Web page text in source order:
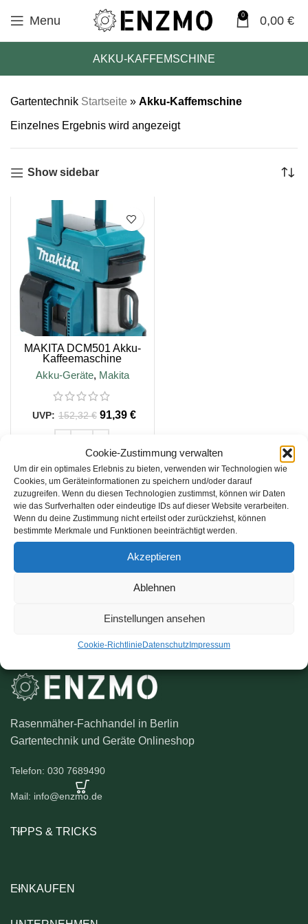
Cookie-Zustimmung verwalten
Um dir ein optimales Erlebnis zu bieten, verwenden wir Technologien wie
Cookies, um Geräteinformationen zu speichern und/oder darauf
zuzugreifen. Wenn du diesen Technologien zustimmst, können wir Daten
wie das Surfverhalten oder eindeutige IDs auf dieser Website verarbeiten.
Wenn du deine Zustimmung nicht erteilst oder zurückziehst, können
bestimmte Merkmale und Funktionen beeinträchtigt werden.
Akzeptieren
Ablehnen
Einstellungen ansehen
Cookie-RichtlinieDatenschutzImpressum
Menu 0 0,00 €
AKKU-KAFFEMSCHINE
Gartentechnik Startseite » Akku-Kaffemschine
Einzelnes Ergebnis wird angezeigt
Show sidebar
MAKITA DCM501 Akku-
Kaffeemaschine
Akku-Geräte, Makita
152,32€ 91,39 €
IN DEN WARENKORB
inkl. 19 % MwSt.
zzgl.Versandkosten
Lieferzeit:4-5 Tage
Rasenmäher-Fachhandel in Berlin
Gartentechnik und Geräte Onlineshop
Telefon: 030 7689490
Mail: info@enzmo.de
TIPPS & TRICKS
EINKAUFEN